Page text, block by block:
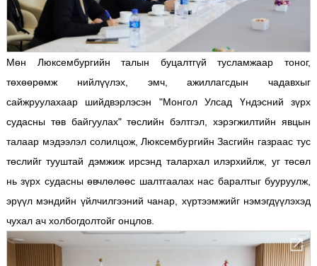
Мөн Люксембургийн талын буцалтгүй тусламжаар тоног,
төхөөрөмж нийлүүлэх, эмч, ажиллагсдын чадавхыг
сайжруулахаар шийдвэрлэсэн "Монгол Улсад Үндэсний зүрх
судасны төв байгуулах" төслийн бэлтгэл, хэрэгжилтийн явцын
талаар мэдээлэл солилцож, Люксембургийн Засгийн газраас тус
төслийг тууштай дэмжиж ирсэнд талархал илэрхийлж, уг төсөл
нь зүрх судасны өвчлөлөөс шалтгаалах нас баралтыг бууруулж,
эрүүл мэндийн үйлчилгээний чанар, хүртээмжийг нэмэгдүүлэхэд
чухал ач холбогдолтойг онцлов.